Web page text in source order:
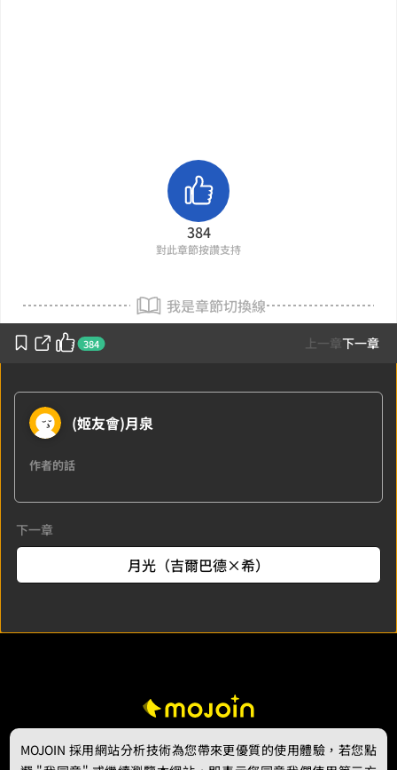
384 上一章下一章
384
對此章節按讚支持
我是章節切換線
(姬友會)月泉
作者的話
下一章
月光（吉爾巴德×希）
MOJOIN 採用網站分析技術為您帶來更優質的使用體驗，若您點